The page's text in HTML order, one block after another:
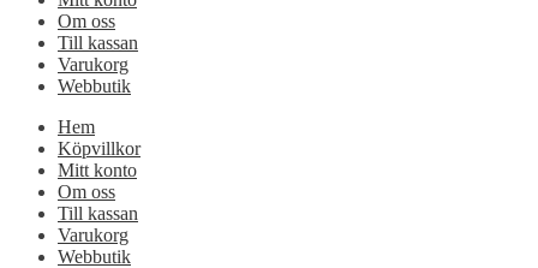
Om oss
Till kassan
Varukorg
Webbutik
Hem
Köpvillkor
Mitt konto
Om oss
Till kassan
Varukorg
Webbutik